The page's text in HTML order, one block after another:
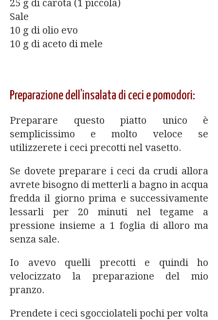
25 g di carota (1 piccola)
Sale
10 g di olio evo
10 g di aceto di mele
Preparazione dell’insalata di ceci e pomodori:
Preparare questo piatto unico è
semplicissimo e molto veloce se
utilizzerete i ceci precotti nel vasetto.
Se dovete preparare i ceci da crudi allora
avrete bisogno di metterli a bagno in acqua
fredda il giorno prima e successivamente
lessarli per 20 minuti nel tegame a
pressione insieme a 1 foglia di alloro ma
senza sale.
Io avevo quelli precotti e quindi ho
velocizzato la preparazione del mio
pranzo.
Prendete i ceci sgocciolateli pochi per volta